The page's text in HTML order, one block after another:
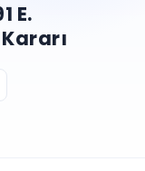
Vekalet
Yap
E.